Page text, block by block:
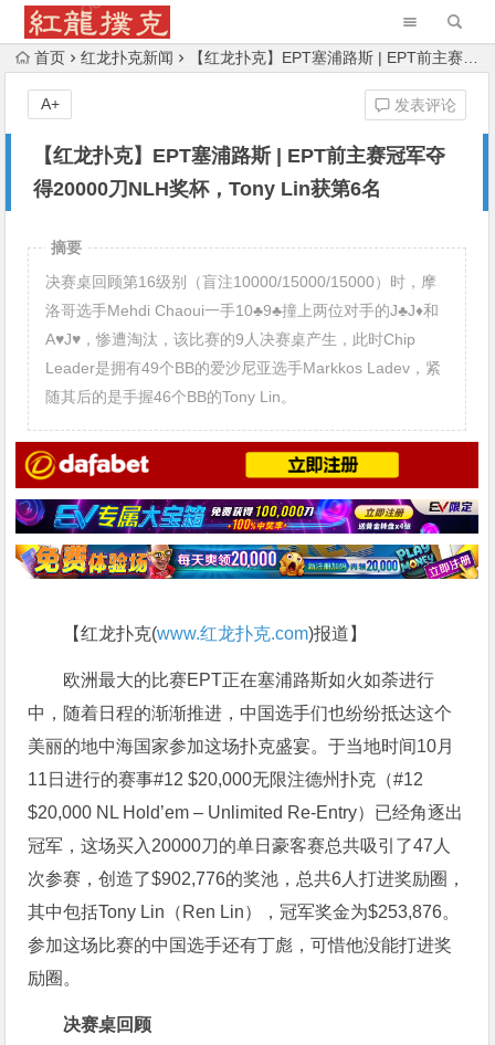
首页 红龙扑克新闻 【红龙扑克】EPT塞浦路斯 | EPT前主赛冠军夺得20000刀NLH奖杯，Tony Lin获第6名
【红龙扑克】EPT塞浦路斯 | EPT前主赛冠军夺
得20000刀NLH奖杯，Tony Lin获第6名
发表评论
A+
摘要
决赛桌回顾第16级别（盲注10000/15000/15000）时，摩
洛哥选手Mehdi Chaoui一手10♣9♣撞上两位对手的J♣J♦和
A♥J♥，惨遭淘汰，该比赛的9人决赛桌产生，此时Chip
Leader是拥有49个BB的爱沙尼亚选手Markkos Ladev，紧
随其后的是手握46个BB的Tony Lin。
【红龙扑克(www.红龙扑克.com)报道】
欧洲最大的比赛EPT正在塞浦路斯如火如荼进行
中，随着日程的渐渐推进，中国选手们也纷纷抵达这个
美丽的地中海国家参加这场扑克盛宴。于当地时间10月
11日进行的赛事#12 $20,000无限注德州扑克（#12
$20,000 NL Hold’em – Unlimited Re-Entry）已经角逐出
冠军，这场买入20000刀的单日豪客赛总共吸引了47人
次参赛，创造了$902,776的奖池，总共6人打进奖励圈，
其中包括Tony Lin（Ren Lin），冠军奖金为$253,876。
参加这场比赛的中国选手还有丁彪，可惜他没能打进奖
励圈。
决赛桌回顾